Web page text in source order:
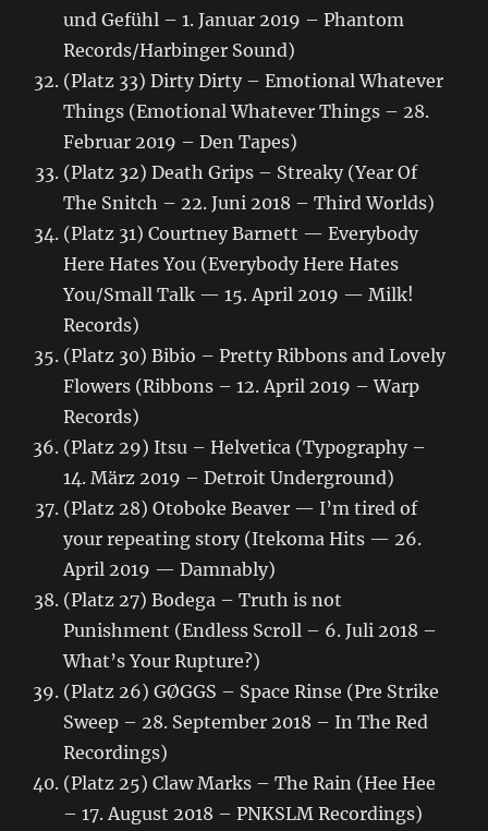
und Gefühl – 1. Januar 2019 – Phantom
Records/Harbinger Sound)
(Platz 33) Dirty Dirty – Emotional Whatever
Things (Emotional Whatever Things – 28.
Februar 2019 – Den Tapes)
(Platz 32) Death Grips – Streaky (Year Of
The Snitch – 22. Juni 2018 – Third Worlds)
(Platz 31) Courtney Barnett — Everybody
Here Hates You (Everybody Here Hates
You/Small Talk — 15. April 2019 — Milk!
Records)
(Platz 30) Bibio – Pretty Ribbons and Lovely
Flowers (Ribbons – 12. April 2019 – Warp
Records)
(Platz 29) Itsu – Helvetica (Typography –
14. März 2019 – Detroit Underground)
(Platz 28) Otoboke Beaver — I’m tired of
your repeating story (Itekoma Hits — 26.
April 2019 — Damnably)
(Platz 27) Bodega – Truth is not
Punishment (Endless Scroll – 6. Juli 2018 –
What’s Your Rupture?)
(Platz 26) GØGGS – Space Rinse (Pre Strike
Sweep – 28. September 2018 – In The Red
Recordings)
(Platz 25) Claw Marks – The Rain (Hee Hee
– 17. August 2018 – PNKSLM Recordings)